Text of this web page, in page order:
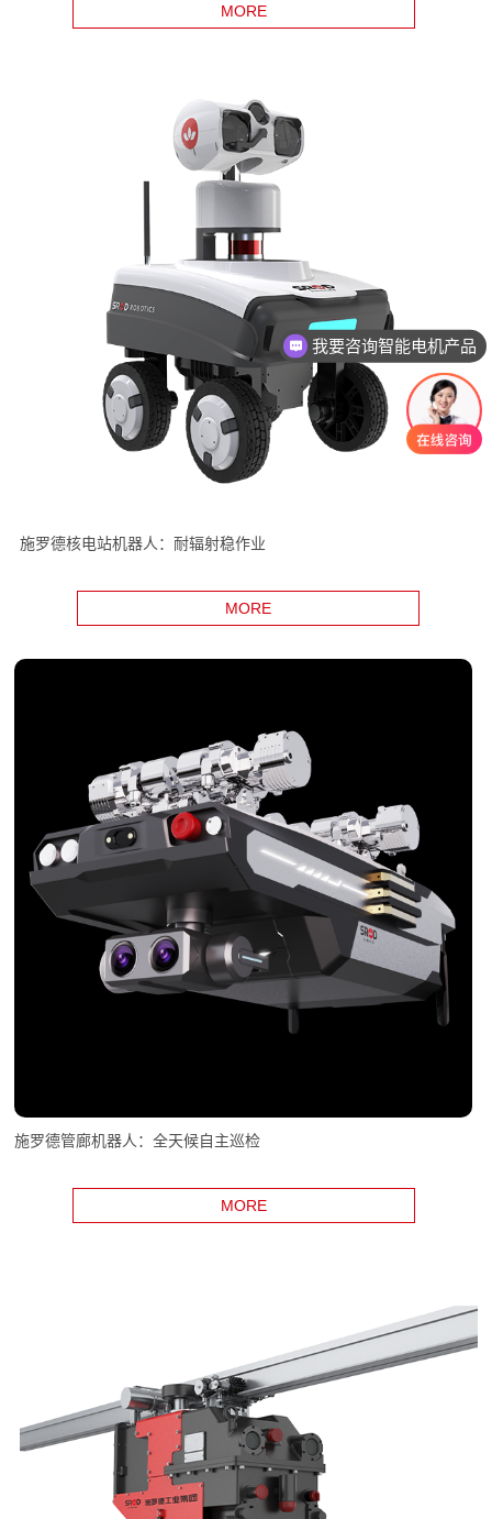
MORE
施罗德核电站机器人：耐辐射稳作业
MORE
施罗德管廊机器人：全天候自主巡检
MORE
我要咨询智能电机产品